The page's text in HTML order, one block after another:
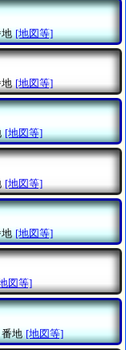
[地図等]
[地図等]
[地図等]
[地図等]
[地図等]
図等]
地 [地図等]